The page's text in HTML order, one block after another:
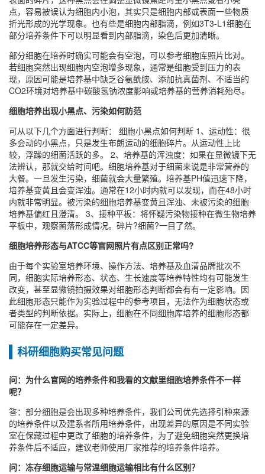
点，容易被误认为细胞内小泡，其实只是细胞内部或表面一些物质
折光形成的光学现象。也有些是细胞内部脂滴，例如3T3-L1细胞在
部分培养条件下可以明显看到内部脂滴，染色后更加清晰。
部分细胞在培养时确实可能会有空泡，可以参考细胞库照片比对。
若细胞突然出现细胞内空泡增多现象，通常是细胞受到压力的表
现，原因可能是培养基中缺乏谷氨酰胺、添加抗真菌剂、不适当的
CO2环境对培养基中碳酸氢钠浓度影响或培养基的营养消耗殆尽。
细胞培养出现小黑点、污染如何防范
可从以下几个方面进行判断： 细胞小黑点如何判断 1、运动性：很
多会动的小黑点，只是发生布朗运动的细胞碎片。从运动性上比
较，浮躁的细菌活跃的多。 2、培养基的浑浊度：如果在显微镜下无
法辨认，那就交给时间吧。细胞培养基对于细菌来说是非常营养的
大餐。一旦发生污染，细菌就会大量繁殖。培养基PH值迅速下降，
培养基变黄且会变浑浊。通常在12小时内就可以发现，而在48小时
内就非常明显。被污染的细胞培养基变黄且浑浊、未被污染的细胞
培养基偏红且澄清。 3、接种平板：将怀疑污染物接种在微生物培养
平板中，观察菌落形成情况。碎片?细菌?一目了然。
细胞培养形态与ATCC等官网照片有点区别正常吗?
由于每个实验室培养环境、操作方法、培养基及血清品牌批次不
同，细胞实际培养形态、状态、生长速度等培养特性均有可能发生
改变，甚至显微镜拍摄效果对细胞形态判断都会有有一定影响。因
此细胞形态只能作为实验过程中的参考项目，无法作为细胞状态或
者类型的判断依据。实际上，细胞在不同细胞库培养的细胞形态都
可能存在一定差异。
科研细胞购买常见问题
问：为什么官网的培养条件和我看的文献里细胞培养条件不一样
呢？
答：部分细胞是会出现多种培养条件，我们公司优先选择引种来源
的培养条件以及建系者所用培养条件，出现差异的原因是不同实验
室在保藏过程中更改了细胞的培养条件，为了避免细胞突然更换培
养条件后不适应，建议老师使用厂家推荐的培养条件培养。
问：冻存细胞运输与常温细胞运输相比有什么区别？